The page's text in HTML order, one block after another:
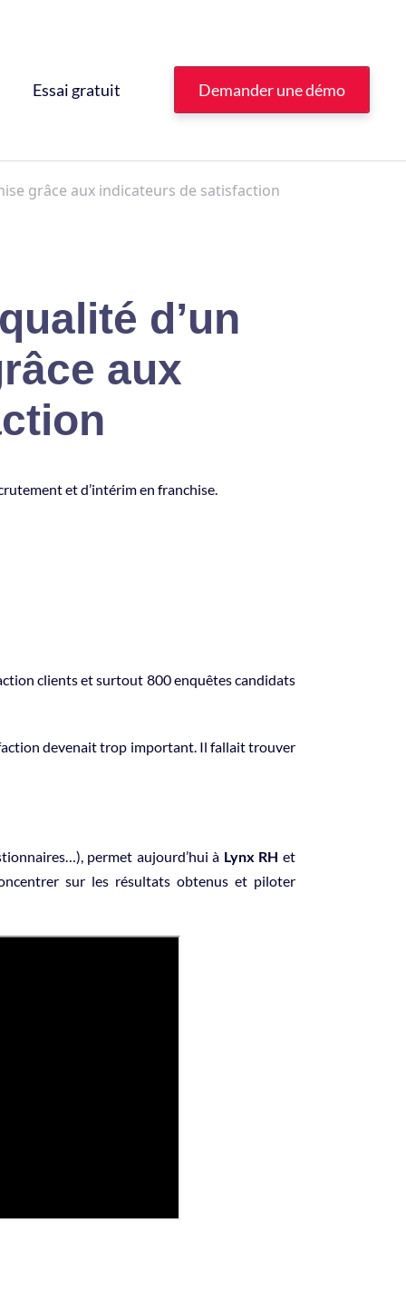
Essai gratuit Demander une démo
grâce aux indicateurs de satisfaction
d’un
aux
et d’intérim en franchise.
clients et surtout 800 enquêtes candidats
devenait trop important. Il fallait trouver
permet aujourd’hui à Lynx RH et
sur les résultats obtenus et piloter